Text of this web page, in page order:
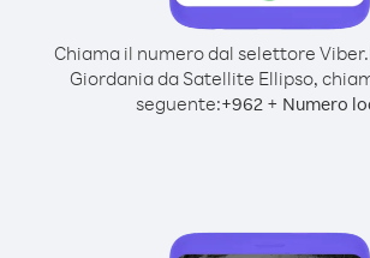
Chiama il numero dal selettore Viber.
Giordania da Satellite Ellipso,
seguente:+962 + Numero